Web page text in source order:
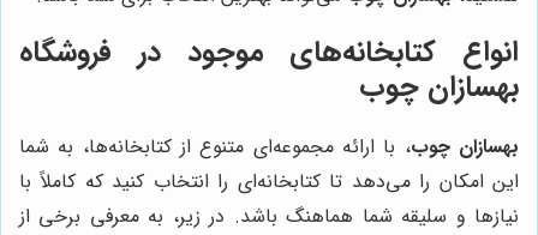
انواع کتابخانه‌های موجود در فروشگاه
بهسازان چوب
بهسازان چوب، با ارائه مجموعه‌ای متنوع از کتابخانه‌ها، به شما
این امکان را می‌دهد تا کتابخانه‌ای را انتخاب کنید که کاملاً با
نیازها و سلیقه شما هماهنگ باشد. در زیر، به معرفی برخی از